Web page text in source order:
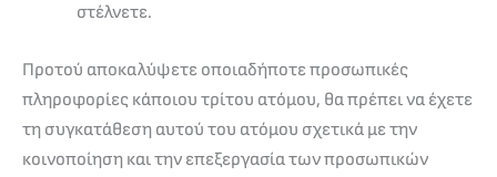
στέλνετε.
Προτού αποκαλύψετε οποιαδήποτε προσωπικές
πληροφορίες κάποιου τρίτου ατόμου, θα πρέπει να έχετε
τη συγκατάθεση αυτού του ατόμου σχετικά με την
κοινοποίηση και την επεξεργασία των προσωπικών